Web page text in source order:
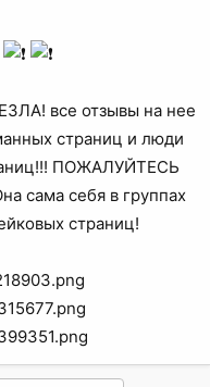
все отзывы на нее
страниц и люди
ПОЖАЛУЙТЕСЬ
сама себя в группах
страниц!